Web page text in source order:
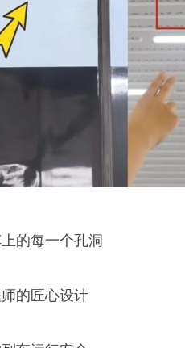
的每一个孔洞
的匠心设计